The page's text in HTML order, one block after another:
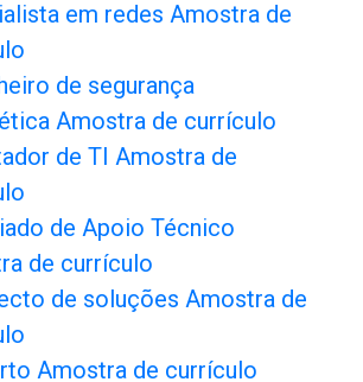
em redes Amostra de
de segurança
Amostra de currículo
de TI Amostra de
de Apoio Técnico
de currículo
de soluções Amostra de
Amostra de currículo